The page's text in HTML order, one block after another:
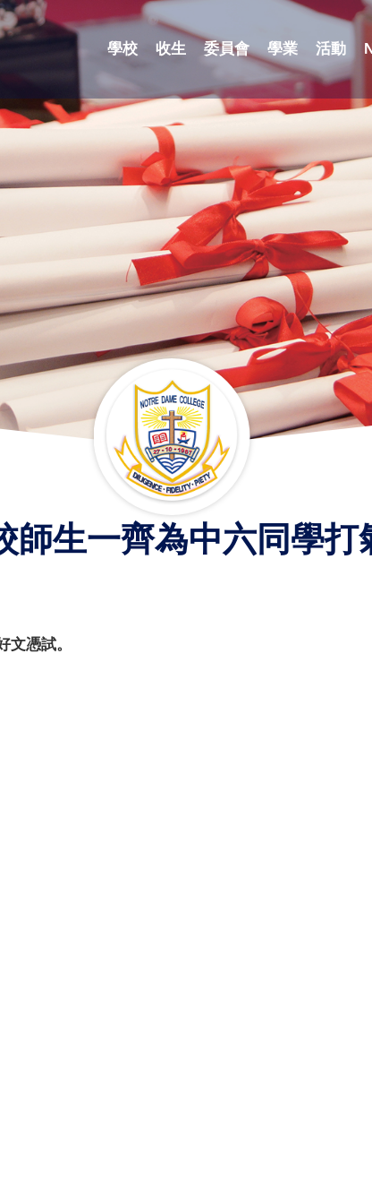
學校 收生 委員會 學業 活動
師生一齊為中六同學打
憑試。